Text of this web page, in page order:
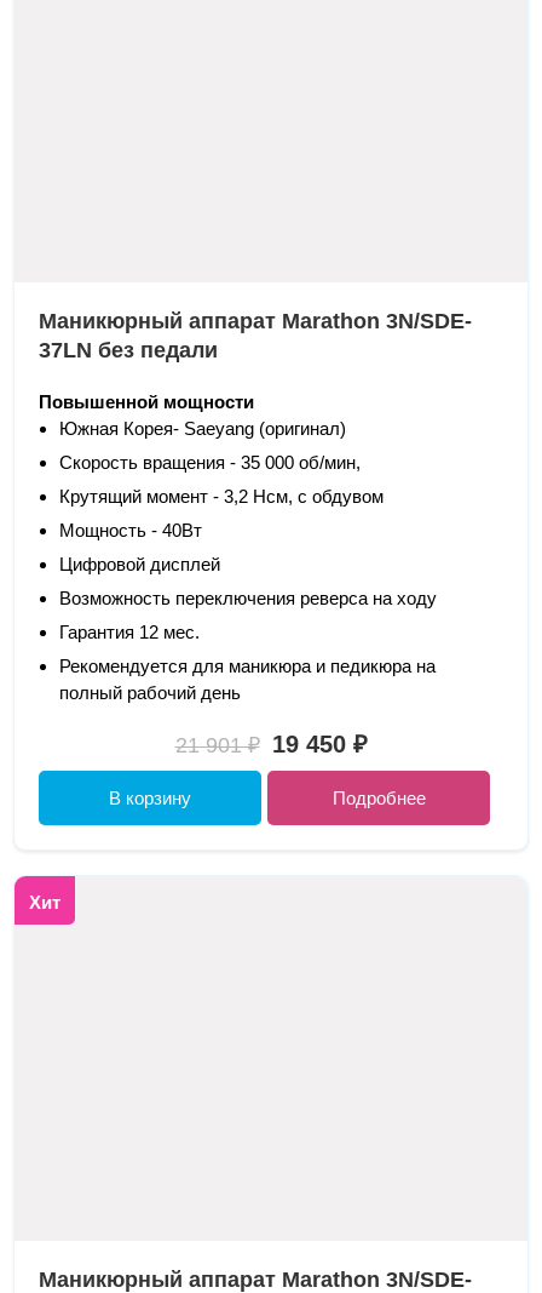
Маникюрный аппарат Marathon 3N/SDE-
37LN без педали
Повышенной мощности
Южная Корея- Saeyang (оригинал)
Скорость вращения - 35 000 об/мин,
Крутящий момент - 3,2 Нсм, с обдувом
Мощность - 40Вт
Цифровой дисплей
Возможность переключения реверса на ходу
Гарантия 12 мес.
Рекомендуется для маникюра и педикюра на
полный рабочий день
21 901 ₽ 19 450 ₽
В корзину Подробнее
Хит
Маникюрный аппарат Marathon 3N/SDE-